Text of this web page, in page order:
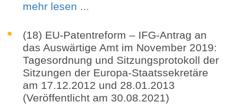
mehr lesen ...
(18) EU-Patentreform – IFG-Antrag an
das Auswärtige Amt im November 2019:
Tagesordnung und Sitzungsprotokoll der
Sitzungen der Europa-Staatssekretäre
am 17.12.2012 und 28.01.2013
(Veröffentlicht am 30.08.2021)